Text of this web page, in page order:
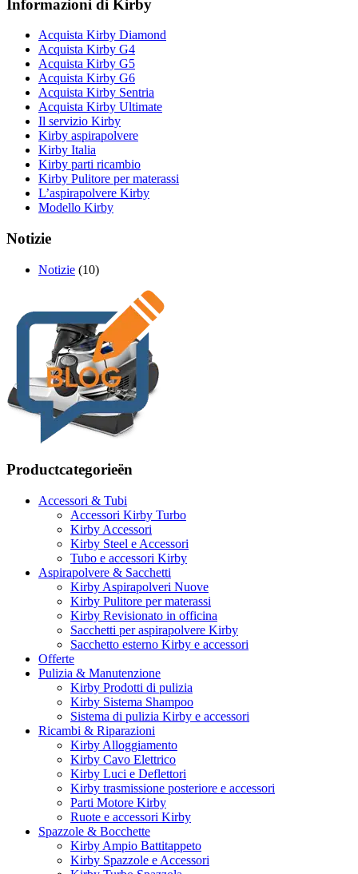
Informazioni di Kirby
Acquista Kirby Diamond
Acquista Kirby G4
Acquista Kirby G5
Acquista Kirby G6
Acquista Kirby Sentria
Acquista Kirby Ultimate
Il servizio Kirby
Kirby aspirapolvere
Kirby Italia
Kirby parti ricambio
Kirby Pulitore per materassi
L’aspirapolvere Kirby
Modello Kirby
Notizie
Notizie (10)
Productcategorieën
Accessori & Tubi
Accessori Kirby Turbo
Kirby Accessori
Kirby Steel e Accessori
Tubo e accessori Kirby
Aspirapolvere & Sacchetti
Kirby Aspirapolveri Nuove
Kirby Pulitore per materassi
Kirby Revisionato in officina
Sacchetti per aspirapolvere Kirby
Sacchetto esterno Kirby e accessori
Offerte
Pulizia & Manutenzione
Kirby Prodotti di pulizia
Kirby Sistema Shampoo
Sistema di pulizia Kirby e accessori
Ricambi & Riparazioni
Kirby Alloggiamento
Kirby Cavo Elettrico
Kirby Luci e Deflettori
Kirby trasmissione posteriore e accessori
Parti Motore Kirby
Ruote e accessori Kirby
Spazzole & Bocchette
Kirby Ampio Battitappeto
Kirby Spazzole e Accessori